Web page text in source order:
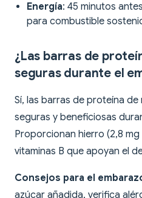
Energía: 45 minutos
para combustible
¿Las barras de
seguras durante el
Sí, las barras de proteína
seguras y beneficiosas
Proporcionan hierro (2,8
vitaminas B que apoyan el
Consejos para el
azúcar añadida, verifica